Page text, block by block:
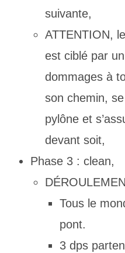
suivante,
ATTENTION,
est ciblé par
dommages à
son chemin,
pylône et
devant soit,
Phase 3 : clean,
Tous le
pont.
3 dps